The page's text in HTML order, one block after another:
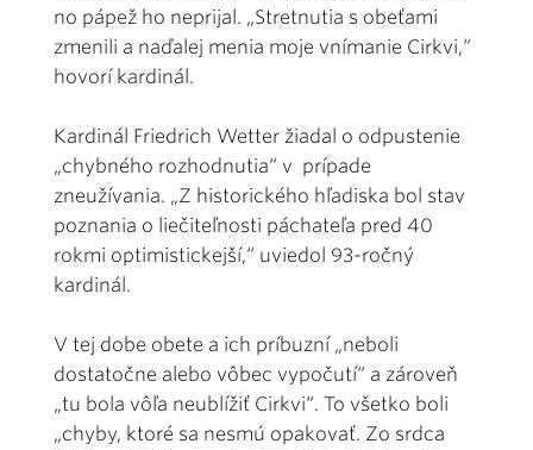
no pápež ho neprijal. „Stretnutia s obeťami
zmenili a naďalej menia moje vnímanie Cirkvi,“
hovorí kardinál.
Kardinál Friedrich Wetter žiadal o odpustenie
„chybného rozhodnutia“ v prípade
zneužívania. „Z historického hľadiska bol stav
poznania o liečiteľnosti páchateľa pred 40
rokmi optimistickejší,“ uviedol 93-ročný
kardinál.
V tej dobe obete a ich príbuzní „neboli
dostatočne alebo vôbec vypočutí“ a zároveň
„tu bola vôľa neublížiť Cirkvi“. To všetko boli
„chyby, ktoré sa nesmú opakovať. Zo srdca